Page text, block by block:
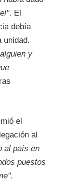
. El
debía
unidad.
y
el
al
al país en
puestos
.